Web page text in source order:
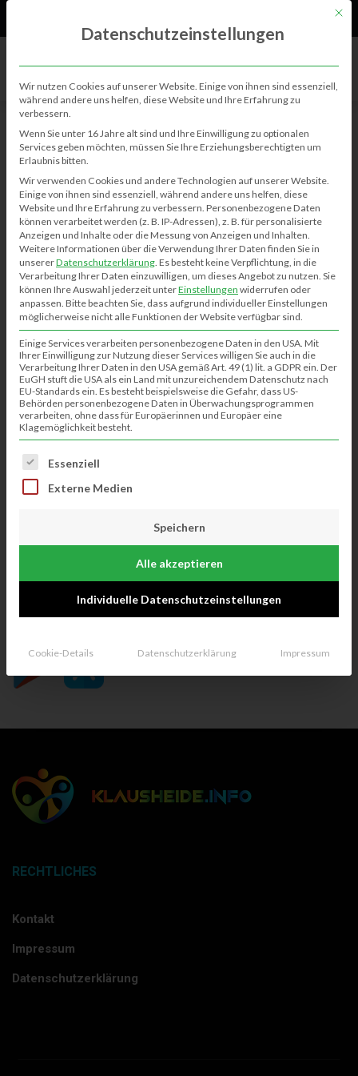
PRÄSENTATION
Präsenation_Klausheide.info PDF
Präsenation_Klausheide.info Powerpoint
AKTUELLE VIDEOS
LEADER
Maria-Montessori-Schule Nordhorn
RECHTLICHES
Kontakt
Impressum
Datenschutzerklärung
Mit
Datenschutzeinstellungen
Wir nutzen Cookies auf unserer Website. Einige von ihnen sind essenziell,
während andere uns helfen, diese Website und Ihre Erfahrung zu
verbessern.
Wenn Sie unter 16 Jahre alt sind und Ihre Einwilligung zu optionalen
Services geben möchten, müssen Sie Ihre Erziehungsberechtigten um
Erlaubnis bitten.
Wir verwenden Cookies und andere Technologien auf unserer Website.
Einige von ihnen sind essenziell, während andere uns helfen, diese
Website und Ihre Erfahrung zu verbessern. Personenbezogene Daten
können verarbeitet werden (z. B. IP-Adressen), z. B. für personalisierte
Anzeigen und Inhalte oder die Messung von Anzeigen und Inhalten.
Weitere Informationen über die Verwendung Ihrer Daten finden Sie in
unsererDatenschutzerklärung. Es besteht keine Verpflichtung, in die
Verarbeitung Ihrer Daten einzuwilligen, um dieses Angebot zu nutzen. Sie
können Ihre Auswahl jederzeit unterEinstellungen widerrufen oder
anpassen. Bitte beachten Sie, dass aufgrund individueller Einstellungen
möglicherweise nicht alle Funktionen der Website verfügbar sind.
Einige Services verarbeiten personenbezogene Daten in den USA. Mit
Ihrer Einwilligung zur Nutzung dieser Services willigen Sie auch in die
Verarbeitung Ihrer Daten in den USA gemäß Art. 49 (1) lit. a GDPR ein. Der
EuGH stuft die USA als ein Land mit unzureichendem Datenschutz nach
EU-Standards ein. Es besteht beispielsweise die Gefahr, dass US-
Behörden personenbezogene Daten in Überwachungsprogrammen
verarbeiten, ohne dass für Europäerinnen und Europäer eine
Klagemöglichkeit besteht.
Es folgt eine Liste der Service-Gruppen, für die eine
Essenziell
Externe Medien
Speichern
Alle akzeptieren
Individuelle Datenschutzeinstellungen
Cookie-Details Datenschutzerklärung Impressum